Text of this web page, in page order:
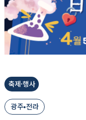
축제·행사
광주•전라